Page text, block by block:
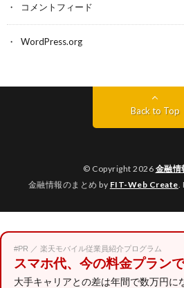
コメントフィード
WordPress.org
Back to Top
© Copyright 2026 金融情
金融情報のまとめ by FIT-Web Create
#PR ／ 楽天モバイル従業員紹介プログラム
スマホ代、今の料金プラン
大手キャリアとの差は年間で数万円に